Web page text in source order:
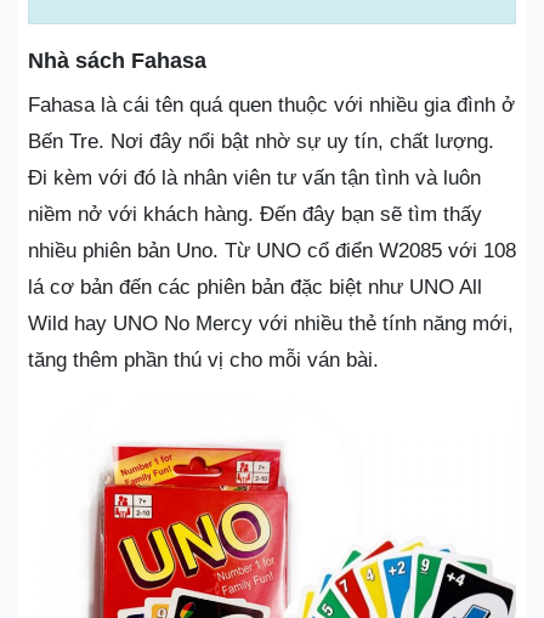
Nhà sách Fahasa
Fahasa là cái tên quá quen thuộc với nhiều gia đình ở
Bến Tre. Nơi đây nổi bật nhờ sự uy tín, chất lượng.
Đi kèm với đó là nhân viên tư vấn tận tình và luôn
niềm nở với khách hàng. Đến đây bạn sẽ tìm thấy
nhiều phiên bản Uno. Từ UNO cổ điển W2085 với 108
lá cơ bản đến các phiên bản đặc biệt như UNO All
Wild hay UNO No Mercy với nhiều thẻ tính năng mới,
tăng thêm phần thú vị cho mỗi ván bài.